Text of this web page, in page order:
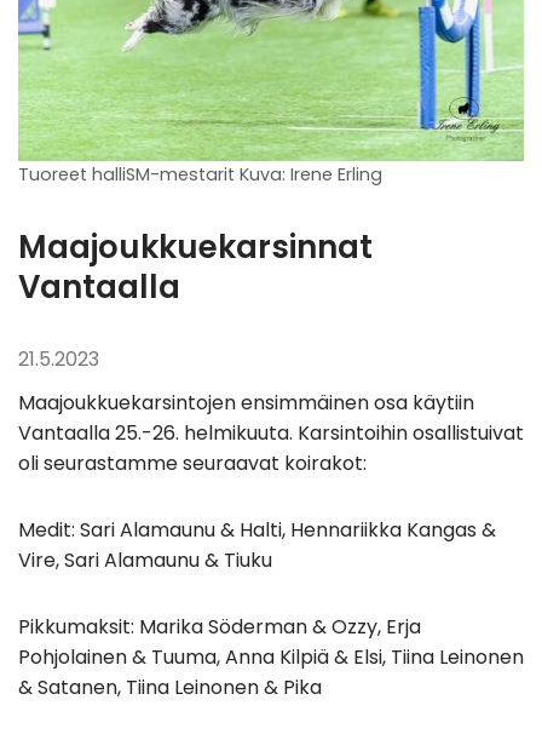
Tuoreet halliSM-mestarit Kuva: Irene Erling
Maajoukkuekarsinnat
Vantaalla
21.5.2023
Maajoukkuekarsintojen ensimmäinen osa käytiin
Vantaalla 25.-26. helmikuuta. Karsintoihin osallistuivat
oli seurastamme seuraavat koirakot:
Medit: Sari Alamaunu & Halti, Hennariikka Kangas &
Vire, Sari Alamaunu & Tiuku
Pikkumaksit: Marika Söderman & Ozzy, Erja
Pohjolainen & Tuuma, Anna Kilpiä & Elsi, Tiina Leinonen
& Satanen, Tiina Leinonen & Pika